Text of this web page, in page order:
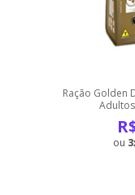
Ração Golden
3